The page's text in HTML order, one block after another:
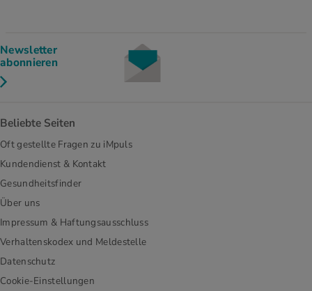
Newsletter
abonnieren
Beliebte Seiten
Oft gestellte Fragen zu iMpuls
Kundendienst & Kontakt
Gesundheitsfinder
Über uns
Impressum & Haftungsausschluss
Verhaltenskodex und Meldestelle
Datenschutz
Cookie-Einstellungen